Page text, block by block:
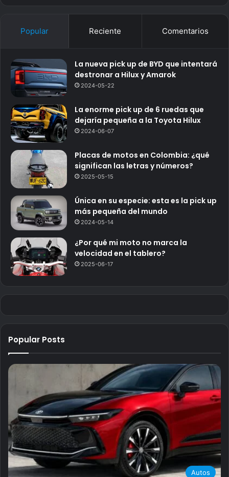
Popular Reciente Comentarios
La nueva pick up de BYD que intentará
destronar a Hilux y Amarok
2024-05-22
La enorme pick up de 6 ruedas que
dejaría pequeña a la Toyota Hilux
2024-06-07
Placas de motos en Colombia: ¿qué
significan las letras y números?
2025-05-15
Única en su especie: esta es la pick up
más pequeña del mundo
2024-05-14
¿Por qué mi moto no marca la
velocidad en el tablero?
2025-06-17
Popular Posts
Autos